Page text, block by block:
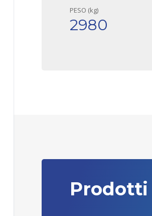
PESO (kg)
2980